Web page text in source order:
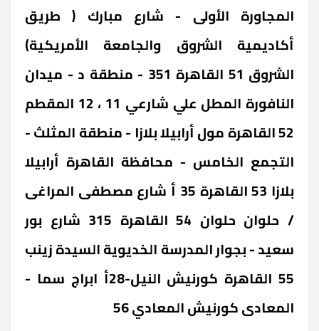
المجاورة الأولى - شارع مبارك ( طريق
أكاديمية الشروق والجامعة الأمريكية)
‎الشروق 51 ‎القاهرة ‎351 - منطقة د - ميدان
النافورة المطل علي شارعي 11 ، 12 ‎المقطم
52 ‎القاهرة ‎مول أرابيلا بلازا - منطقة المثلث -
التجمع الخامس - محافظة القاهرة ‎أرابيلا
بلازا 53 ‎القاهرة ‎35 أ شارع مصطفى المراغى
/ حلوان ‎حلوان 54 ‎القاهرة ‎315 شارع بور
سعيد - بجوار المدرسة الخديوية ‎السيدة زينب
55 ‎القاهرة ‎كورنيش النيل-28أ ابراج سما -
المعادى ‎كورنيش المعادي 56